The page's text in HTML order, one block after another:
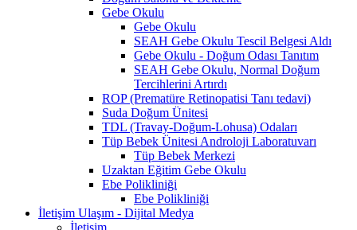
Gebe Okulu
Gebe Okulu
SEAH Gebe Okulu Tescil Belgesi Aldı
Gebe Okulu - Doğum Odası Tanıtım
SEAH Gebe Okulu, Normal Doğum
Tercihlerini Artırdı
ROP (Prematüre Retinopatisi Tanı tedavi)
Suda Doğum Ünitesi
TDL (Travay-Doğum-Lohusa) Odaları
Tüp Bebek Ünitesi Androloji Laboratuvarı
Tüp Bebek Merkezi
Uzaktan Eğitim Gebe Okulu
Ebe Polikliniği
Ebe Polikliniği
İletişim Ulaşım - Dijital Medya
İletişim